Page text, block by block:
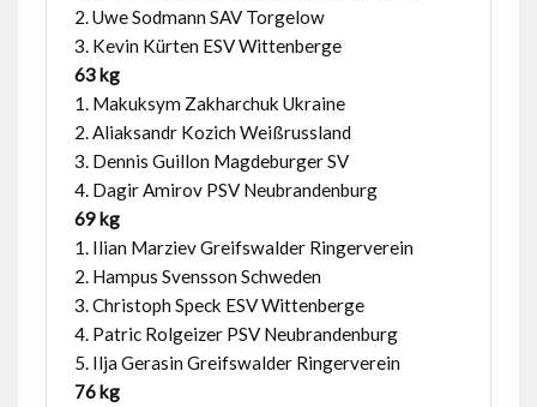
2. Uwe Sodmann SAV Torgelow
3. Kevin Kürten ESV Wittenberge
63 kg
1. Makuksym Zakharchuk Ukraine
2. Aliaksandr Kozich Weißrussland
3. Dennis Guillon Magdeburger SV
4. Dagir Amirov PSV Neubrandenburg
69 kg
1. Ilian Marziev Greifswalder Ringerverein
2. Hampus Svensson Schweden
3. Christoph Speck ESV Wittenberge
4. Patric Rolgeizer PSV Neubrandenburg
5. Ilja Gerasin Greifswalder Ringerverein
76 kg